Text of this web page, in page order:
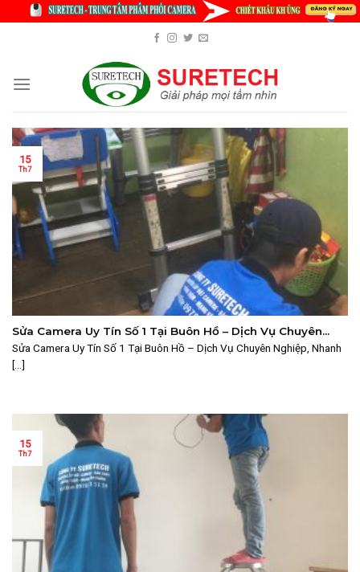
Sửa Camera Uy Tín Số 1 Tại Buôn Hồ – Dịch Vụ Chuyên
Nghiệp, Nhanh Chóng Từ SureTech
Sửa Camera Uy Tín Số 1 Tại Buôn Hồ – Dịch Vụ Chuyên Nghiệp, Nhanh
[...]
15
Th7
15
Th7